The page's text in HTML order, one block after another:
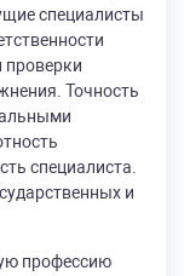
специалисты
Точность
специалиста.
и
профессию